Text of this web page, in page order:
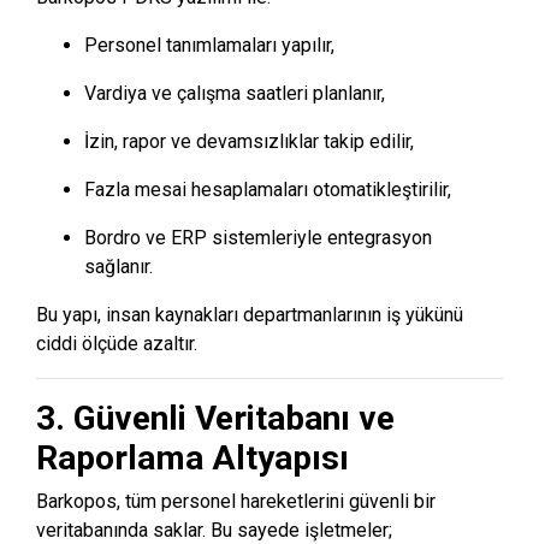
Personel tanımlamaları yapılır,
Vardiya ve çalışma saatleri planlanır,
İzin, rapor ve devamsızlıklar takip edilir,
Fazla mesai hesaplamaları otomatikleştirilir,
Bordro ve ERP sistemleriyle entegrasyon
sağlanır.
Bu yapı, insan kaynakları departmanlarının iş yükünü
ciddi ölçüde azaltır.
3. Güvenli Veritabanı ve
Raporlama Altyapısı
Barkopos, tüm personel hareketlerini güvenli bir
veritabanında saklar. Bu sayede işletmeler;